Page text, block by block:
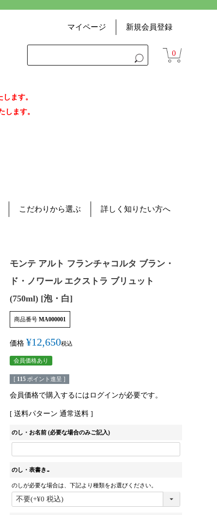
マイページ 新規会員登録
0
ます。
します。
こだわりから選ぶ 詳しく知りたい方へ
モンテ アルト フランチャコルタ ブラン・
ド・ノワール エクストラ ブリュット
(750ml) [泡・白]
商品番号 MA000001
価格 ¥12,650税込
会員価格あり
[ 115 ポイント進呈 ]
会員価格で購入するにはログインが必要です。
送料パターン 通常送料
のし・お名前 (必要な場合のみご記入)
のし・表書き
(
必
須
のしが必要な場合は、下記より種類をお選びください。